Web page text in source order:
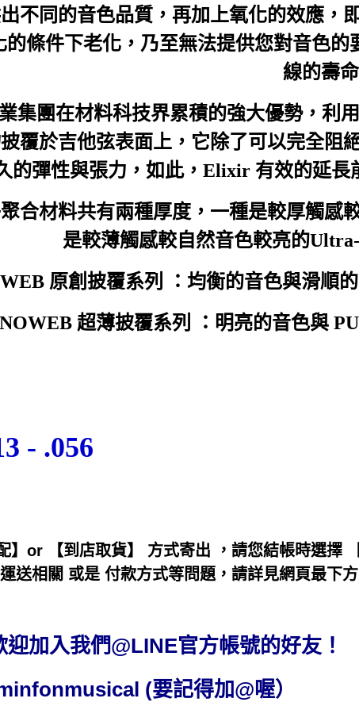
不同的音色品質，再加上氧化的效應，
的條件下老化，乃至無法提供您對音色
線的壽
集團在材料科技界累積的強大優勢，利
覆於吉他弦表面上，它除了可以完全阻
的彈性與張力，如此，Elixir 有效的延
合材料共有兩種厚度，一種是較厚觸感
是較薄觸感較自然音色較亮的
原創披覆系列 ：均衡的音色與滑順
超薄披覆系列 ：明亮的音色與
- .056
】or 【到店取貨】 方式寄出 ，請您結帳時選擇
送相關 或是 付款方式等問題，請詳見網頁最下
加入我們@LINE官方帳號的好友！
(要記得加@喔）